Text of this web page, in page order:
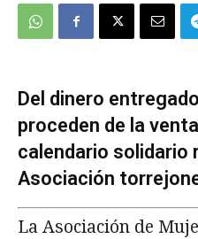
Del dinero
proceden de la
calendario solidario
Asociación
La Asociación de